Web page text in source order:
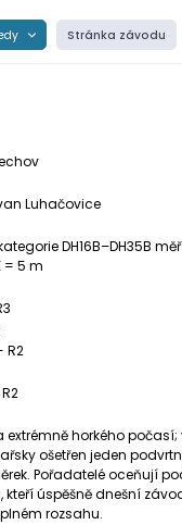
Stránka závodu
Luhačovice
DH16B–DH35B
= 5 m
R2
extrémně horkého počasí;
ošetřen jeden
Pořadatelé oceňují
úspěšně dnešní
rozsahu.